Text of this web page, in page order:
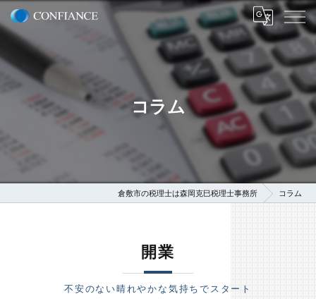
コラム
倉敷市の税理士は森岡克巳税理士事務所 コラム
開業
不安のない晴れやかな気持ちでスタート